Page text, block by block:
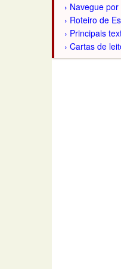
Navegue
Roteiro de
Principais
Cartas de